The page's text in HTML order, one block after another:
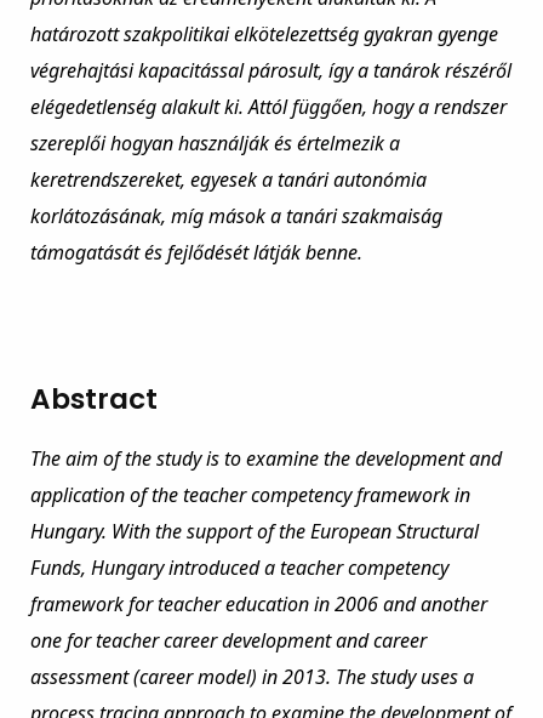
határozott szakpolitikai elkötelezettség gyakran gyenge
végrehajtási kapacitással párosult, így a tanárok részéről
elégedetlenség alakult ki. Attól függően, hogy a rendszer
szereplői hogyan használják és értelmezik a
keretrendszereket, egyesek a tanári autonómia
korlátozásának, míg mások a tanári szakmaiság
támogatását és fejlődését látják benne.
Abstract
The aim of the study is to examine the development and
application of the teacher competency framework in
Hungary. With the support of the European Structural
Funds, Hungary introduced a teacher competency
framework for teacher education in 2006 and another
one for teacher career development and career
assessment (career model) in 2013. The study uses a